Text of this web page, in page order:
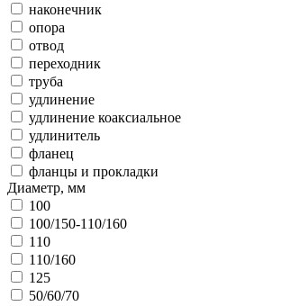
наконечник
опора
отвод
переходник
труба
удлинение
удлинение коаксиальное
удлинитель
фланец
фланцы и прокладки
Диаметр, мм
100
100/150-110/160
110
110/160
125
50/60/70